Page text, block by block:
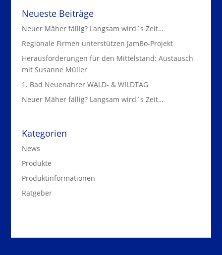
Neueste Beiträge
Neuer Mäher fällig? Langsam wird´s Zeit…
Regionale Firmen unterstützen JamBo-Projekt
Herausforderungen für den Mittelstand: Austausch
mit Susanne Müller
1. Bad Neuenahrer WALD- & WILDTAG
Neuer Mäher fällig? Langsam wird´s Zeit…
Kategorien
News
Produkte
Produktinformationen
Ratgeber